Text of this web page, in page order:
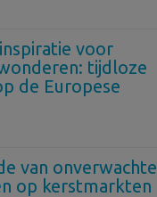
voor
tijdloze
de Europese
van onverwachte
op kerstmarkten